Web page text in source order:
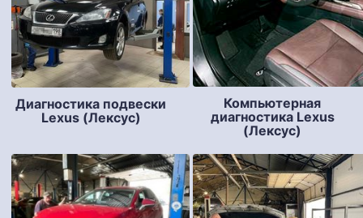
Диагностика подвески
Lexus (Лексус)
Компьютерная
диагностика Lexus
(Лексус)